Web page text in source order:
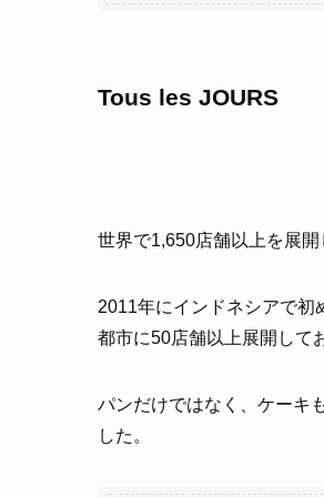
Tous les JOURS
世界で1,650店舗以上を展開
2011年にインドネシアで初
都市に50店舗以上展開して
パンだけではなく、ケーキ
した。